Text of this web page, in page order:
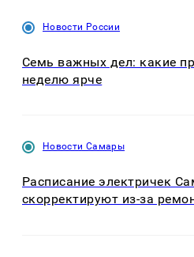
Новости России
Семь важных дел: какие
неделю ярче
Новости Самары
Расписание электричек
скорректируют из-за